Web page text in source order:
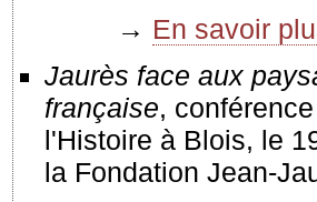
→ En savoir
Jaurès face aux
française,
l'Histoire à Blois, le
la Fondation Jean-